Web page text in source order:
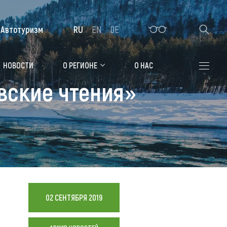
Алтайская зимовка
Где остановиться
Санатории
Гостиницы, отели
Коттеджи, базы
Мотели, придорожные отели
НОВОСТИ О РЕГИОНЕ О НАС
Автотуризм RU EN DE
чтения»
02 СЕНТЯБРЯ 2019